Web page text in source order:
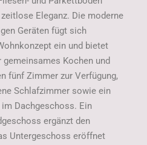
Eleganz. Die moderne
Geräten fügt sich
ein und bietet
Kochen und
fünf Zimmer zur Verfügung,
Schlafzimmer sowie ein
Dachgeschoss. Ein
ergänzt den
Untergeschoss eröffnet